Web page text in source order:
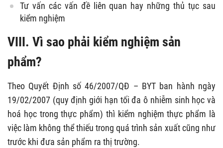
Tư vấn các vấn đề liên quan hay những thủ tục sau
kiểm nghiệm
VIII. Vì sao phải kiểm nghiệm sản
phẩm?
Theo Quyết Định số 46/2007/QĐ – BYT ban hành ngày
19/02/2007 (quy định giới hạn tối đa ô nhiễm sinh học và
hoá học trong thực phẩm) thì kiểm nghiệm thực phẩm là
việc làm không thể thiếu trong quá trình sản xuất cũng như
trước khi đưa sản phẩm ra thị trường.